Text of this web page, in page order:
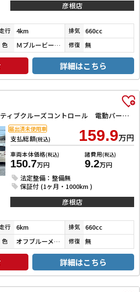
彦根店
行 4km 排気 660cc
色 ＭブルービームＭ／ＣブラックＰ 修復 無
詳細はこちら
ハイブリッドG アダプティブクルーズコントロール 電動パーキングブレーキ レーンアシスト 衝突被害軽減システム オートライト LEDヘッドランプ スマートキー アイドリングストップ 電動格納ミラー シートヒーター
支払総額(税込) 159.9万円
車両本体価格(税込)
150.7万円
諸費用(税込)
9.2万円
法定整備：整備無
保証付 (1ヶ月・1000km )
届出済未使用車
彦根店
行 6km 排気 660cc
色 オフブルーメタリック 修復 無
詳細はこちら